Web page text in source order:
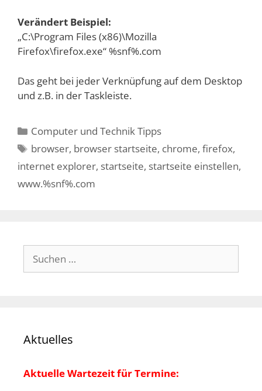
Verändert Beispiel:
„C:\Program Files (x86)\Mozilla
Firefox\firefox.exe“ %snf%.com
Das geht bei jeder Verknüpfung auf dem Desktop
und z.B. in der Taskleiste.
Kategorien
Computer und Technik Tipps
Schlagwörter
browser, browser startseite, chrome,firefox,
internet explorer, startseite, startseite einstellen,
www.%snf%.com
nach:
Aktuelles
Aktuelle Wartezeit für Termine: